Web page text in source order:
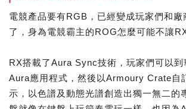
電競產品要有RGB，已經變成玩家們和廠
了，身為電競霸主的ROG怎麼可能不讓
RX搭載了Aura Sync技術，玩家們可以到
Aura應用程式，然後以Armoury Crate自
示，以色譜及動態光譜創造出獨一無二的